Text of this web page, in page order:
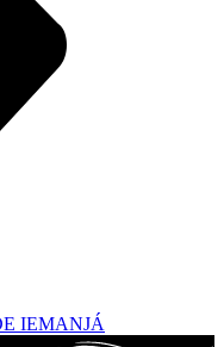
IEMANJÁ